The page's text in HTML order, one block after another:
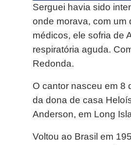
Serguei havia sido
onde morava, com um
médicos, ele sofria de
respiratória aguda.
Redonda.
O cantor nasceu em 8
da dona de casa
Anderson, em Long
Voltou ao Brasil em